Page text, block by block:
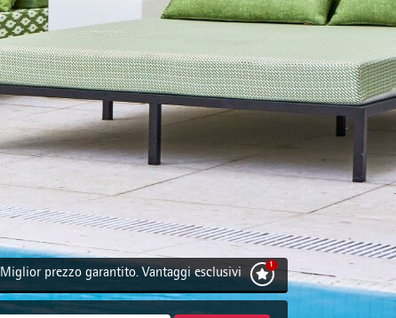
Miglior prezzo garantito. Vantaggi esclusivi